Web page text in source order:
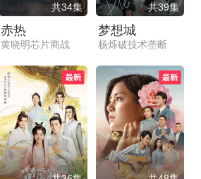
共34集
赤热
黄晓明芯片商战
共39集
梦想城
杨烁破技术垄断